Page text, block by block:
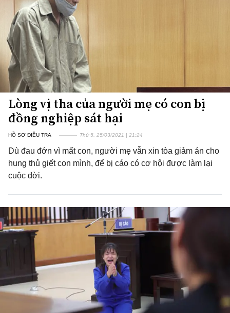
Lòng vị tha của người mẹ có con bị
đồng nghiệp sát hại
HỒ SƠ ĐIỀU TRA Thứ 5, 25/03/2021 | 21:24
Dù đau đớn vì mất con, người mẹ vẫn xin tòa giảm án cho
hung thủ giết con mình, để bị cáo có cơ hội được làm lại
cuộc đời.